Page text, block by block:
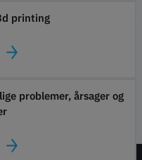
printing
problemer, årsager og